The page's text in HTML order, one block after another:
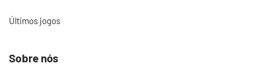
Últimos jogos
Sobre nós